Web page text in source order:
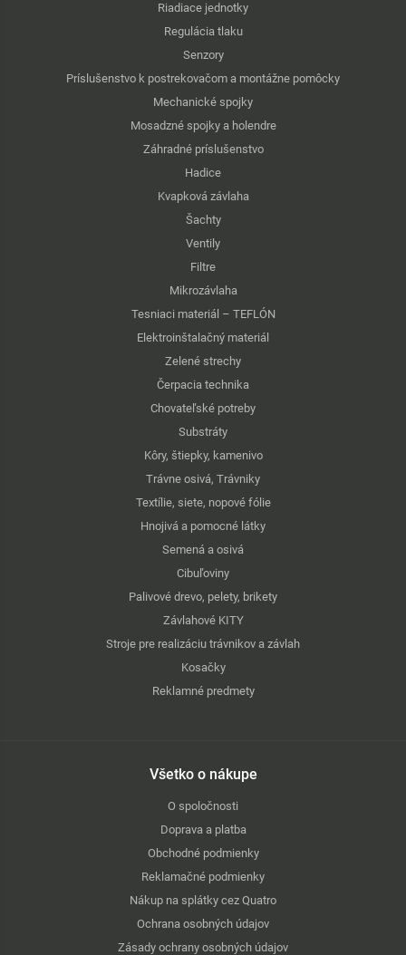
Riadiace jednotky
Regulácia tlaku
Senzory
Príslušenstvo k postrekovačom a montážne pomôcky
Mechanické spojky
Mosadzné spojky a holendre
Záhradné príslušenstvo
Hadice
Kvapková závlaha
Šachty
Ventily
Filtre
Mikrozávlaha
Tesniaci materiál – TEFLÓN
Elektroinštalačný materiál
Zelené strechy
Čerpacia technika
Chovateľské potreby
Substráty
Kôry, štiepky, kamenivo
Trávne osivá, Trávniky
Textílie, siete, nopové fólie
Hnojivá a pomocné látky
Semená a osivá
Cibuľoviny
Palivové drevo, pelety, brikety
Závlahové KITY
Stroje pre realizáciu trávnikov a závlah
Kosačky
Reklamné predmety
Všetko o nákupe
O spoločnosti
Doprava a platba
Obchodné podmienky
Reklamačné podmienky
Nákup na splátky cez Quatro
Ochrana osobných údajov
Zásady ochrany osobných údajov